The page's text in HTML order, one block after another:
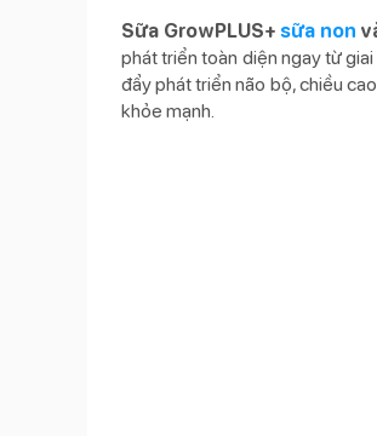
Sữa GrowPLUS+ sữa non
phát triển toàn diện ngay từ
đẩy phát triển não bộ, chiều
khỏe mạnh.